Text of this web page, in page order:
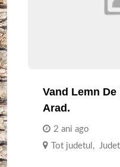
Vand Lemn De
Arad.
2 ani ago
Tot judetul ,